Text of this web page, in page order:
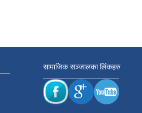
सामाजिक सञ्जालका लिंकहरु